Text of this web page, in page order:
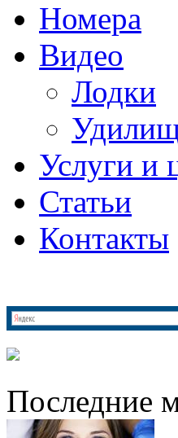
Номера
Видео
Лодки
Услуги и
Статьи
Контакты
Последние